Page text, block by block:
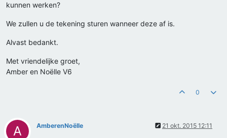
kunnen werken?
We zullen u de tekening sturen wanneer deze af is.
Alvast bedankt.
Met vriendelijke groet,
Amber en Noëlle V6
0
A AmberenNoëlle 21 okt. 2015 12:11